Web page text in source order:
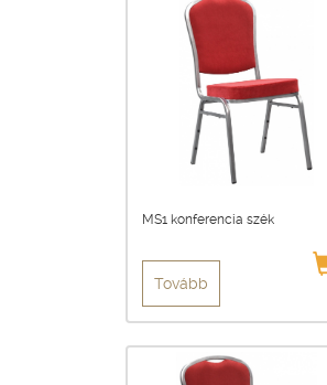
MS1 konferencia szék
Tovább